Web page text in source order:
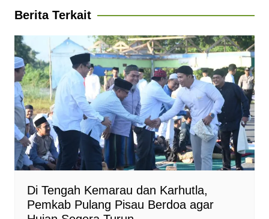
p
p
o
k
a
m
e
r
i
e
n
d
l
y
Berita Terkait
Di Tengah Kemarau dan Karhutla,
Pemkab Pulang Pisau Berdoa agar